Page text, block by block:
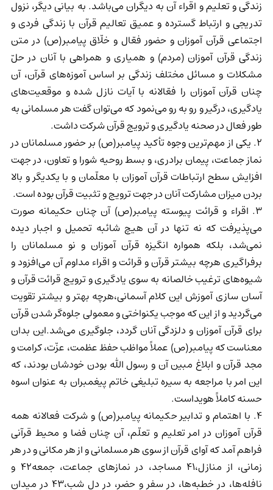
زندگی و تعلیم و اقراء آن به دیگران می‌باشد. به بیانی دیگر، نزول
تدریجی و ارتباط گسترده و عمیق تعالیم قرآن با زندگی فردی و
اجتماعی قرآن آموزان و حضور فعّال و خلّاق پیامبر(ص) در متن
زندگی قرآن آموزان (مردم) و همیاری و همراهی با آنان در حلّ
مشکلات و مسائل مختلف زندگی بر اساس آموزه‌های قرآن، آن
چنان قرآن آموزان را فعّالانه با آیات نازل شده و موقعیت‌های
یادگیری، درگیر و رو به رو می‌نمود که می‌توان گفت هر مسلمانی به
طور فعال در صحنه یادگیری و ترویج قرآن شرکت داشت.
2. یکی از مهم‌ترین وجوه تأکید پیامبر(ص) بر حضور مسلمانان در
نماز جماعت، پیمان برادری، و بسط روحیه شورا و تعاون، در جهت
افزایش سطح ارتباطات قرآن آموزان با معلّمان و با یکدیگر و بالا
بردن میزان مشارکت آنان در جهت ترویج و تثبیت قرآن بوده است.
3. اقراء و قرائت پیوسته پیامبر(ص) آن چنان حکیمانه صورت
می‌پذیرفت که نه تنها در آن هیچ شائبه تحمیل و اجبار دیده
نمی‌شد، بلکه همواره انگیزه قرآن آموزان و نو مسلمانان را
برفراگیری هرچه بیشتر قرآن و قرائت و اقراء مداوم آن می‌افزود و
شیو‌ه‌های ترغیب خالصانه به سوی یادگیری و ترویج قرائت قرآن و
آسان سازی آموزش این کلام آسمانی،هرچه بهتر و بیشتر تقویت
می‌گردید و از این که موجب یکنواختی و معمولی جلوه‌گر شدن قرآن
برای قرآن آموزان و دلزدگی آنان گردد، جلوگیری می‌شد.این بدان
معناست که پیامبر(ص) عملاً مواظب حفظ عظمت، عزّت، کرامت و
مجد قرآن و ابلاغ مبین آن و رسول الله بودن خودشان بودند، که
این امر با مراجعه به سیره تبلیغی خاتم پیغمبران به عنوان اسوه
حسنه کاملاً هویداست.
4. با اهتمام و تدابیر حکیمانه پیامبر(ص) و شرکت فعالانه همه
قرآن آموزان در امر تعلیم و تعلّم، آن چنان فضا و محیط قرآنی
فراهم آمد که آوای قرآن از سوی هر مسلمانی و از هر مکانی و در هر
زمانی، از منازل،41 مساجد، در نمازهای جماعت، جمعه42 و
نافله‌ها، در خطبه‌ها، در سفر و حضر، در دل شب،43 در میدان